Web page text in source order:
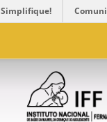
Simplifique!